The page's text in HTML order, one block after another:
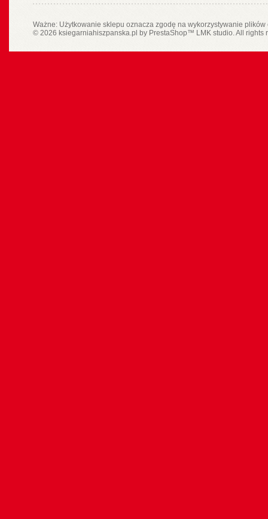
Ważne: Użytkowanie sklepu oznacza zgodę na wykorzystywanie
© 2026 ksiegarniahiszpanska.pl by PrestaShop™ LMK studio. All rights